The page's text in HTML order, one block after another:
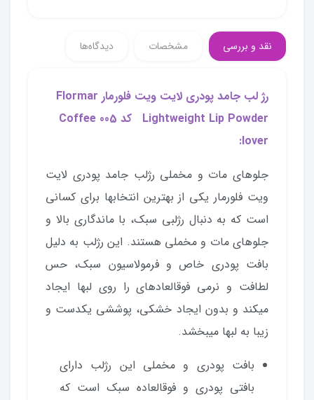
نقد و بررسی مشخصات دیدگاه‌ها
رژ لب جامد پودری لایت ویت فلورمار Flormar
Lightweight Lip Powder کد 005 Coffee
lover:
جلوهای مات و مخملی رژلب جامد پودری لایت
ویت فلورمار یکی از بهترین انتخابها برای کسانی
است که به دنبال رژلبی سبک، با ماندگاری بالا و
جلوهای مات و مخملی هستند. این رژلب به دلیل
بافت پودری خاص و فرمولاسیون سبک، حس
لطافت و نرمی فوقالعادهای را روی لبها ایجاد
میکند و بدون ایجاد خشکی، پوششی یکدست و
زیبا به لبها میبخشد.
بافت پودری و مخملی این رژلب دارای
بافتی پودری و فوقالعاده سبک است که